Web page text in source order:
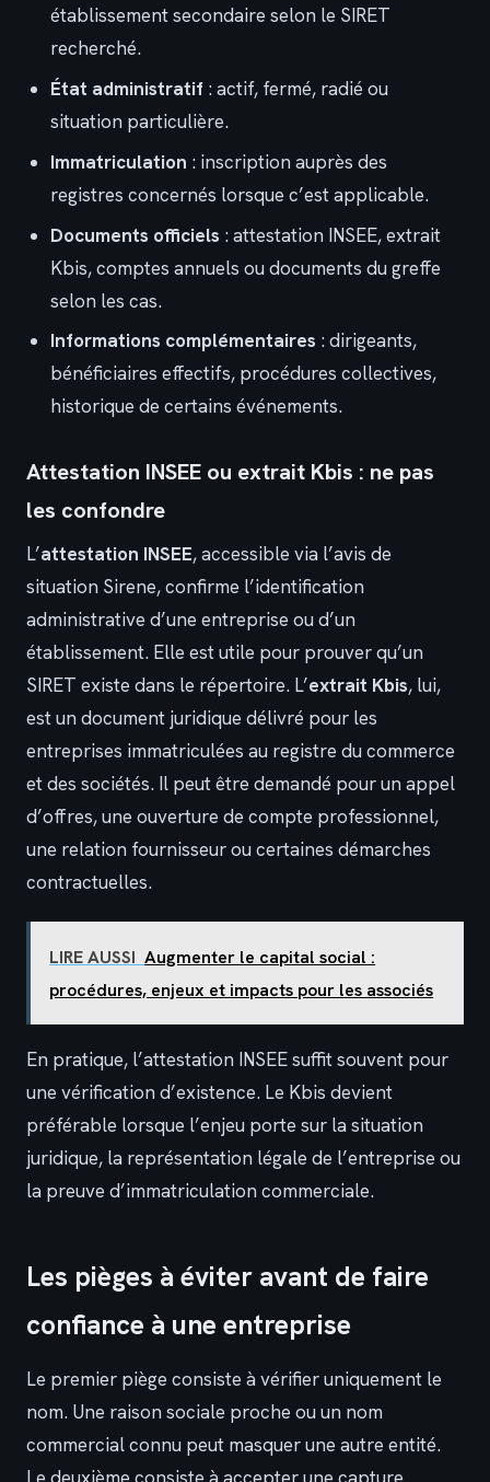
établissement secondaire selon le SIRET
recherché.
État administratif : actif, fermé, radié ou
situation particulière.
Immatriculation : inscription auprès des
registres concernés lorsque c’est applicable.
Documents officiels : attestation INSEE, extrait
Kbis, comptes annuels ou documents du greffe
selon les cas.
Informations complémentaires : dirigeants,
bénéficiaires effectifs, procédures collectives,
historique de certains événements.
Attestation INSEE ou extrait Kbis : ne pas
les confondre
L’attestation INSEE, accessible via l’avis de
situation Sirene, confirme l’identification
administrative d’une entreprise ou d’un
établissement. Elle est utile pour prouver qu’un
SIRET existe dans le répertoire. L’extrait Kbis, lui,
est un document juridique délivré pour les
entreprises immatriculées au registre du commerce
et des sociétés. Il peut être demandé pour un appel
d’offres, une ouverture de compte professionnel,
une relation fournisseur ou certaines démarches
contractuelles.
LIRE AUSSI Augmenter le capital social :
procédures, enjeux et impacts pour les associés
En pratique, l’attestation INSEE suffit souvent pour
une vérification d’existence. Le Kbis devient
préférable lorsque l’enjeu porte sur la situation
juridique, la représentation légale de l’entreprise ou
la preuve d’immatriculation commerciale.
Les pièges à éviter avant de faire
confiance à une entreprise
Le premier piège consiste à vérifier uniquement le
nom. Une raison sociale proche ou un nom
commercial connu peut masquer une autre entité.
Le deuxième consiste à accepter une capture